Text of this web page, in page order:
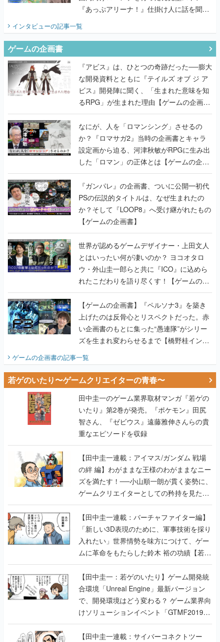
『あっぷアリーナ！』仕掛け人に話を聞い
インタビューの記事一覧
ゲームの企画書
『アビス』は、ひとつの奇跡だった──膨大
な開発資料とともに『テイルズ オブ ジ ア
ビス』開発陣に聞く、「生まれた意味を知
るRPG」が生まれた理由【ゲームの企画
書】
なにが、人を「ロマンシング」させるの
か？『ロマサガ2』当時の企画書とキャラ
設定画から迫る、河津秋敏がRPGに生み出
した「ロマン」の正体とは【ゲームの企画
書】
『ガンパレ』の企画書、ついに公開━初代
PSの伝説的タイトルは、なぜ生まれたの
か？そして『LOOP8』へ受け継がれたもの
【ゲームの企画書】
世界が認めるゲームデザイナー・上田文人
とはいったい何が凄いのか？ ヨコオタロ
ウ・外山圭一郎らと共に『ICO』に込めら
れたこだわりを語り尽くす！【ゲームの企
画書】
【ゲームの企画書】『ペルソナ3』を築き
上げたのは反骨心とリスペクトだった。赤
い企画書のもとに集った“愚連隊”がシリー
ズを生まれ変わらせるまで【橋野桂インタ
ゲームの企画書の記事一覧
若ゲのいたり〜ゲームクリエイターの青春〜
田中圭一のゲーム業界取材マンガ『若ゲの
いたり』第2巻が発売。『ポケモン』田尻
智さん、『ゼビウス』遠藤雅伸さんらの貴
重なエピソードを収録
【田中圭一連載：アイマス/ガンダム 戦場
の絆 編】わがままな王様のわがままなニー
ズを満たす！──小山順一朗が貫く姿勢に、
ゲームクリエイターとしての矜持を見た
【若ゲのいたり最終回】
【田中圭一連載：バーチャファイター編】
「新しい3D表現のために、軍事技術を採り
入れたい」世界情勢を味方につけて、ゲー
ムに革命をもたらした鈴木 裕の功績【若ゲ
のいたり】
【田中圭一：若ゲのいたり】ゲーム開発統
合環境「Unreal Engine」最新バージョン
で、開発環境はどう変わる？ ゲーム業界向
けソリューションイベント「GTMF2019」
に行って、より理解を深めよう【PR】
【田中圭一連載：サイバーコネクトツー